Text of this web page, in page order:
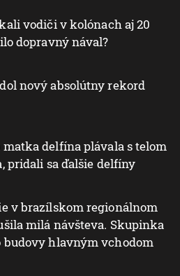
vodiči v kolónach aj 20
dopravný nával?
nový absolútny rekord
matka delfína plávala s telom
pridali sa ďalšie delfíny
v brazílskom regionálnom
milá návšteva. Skupinka
budovy hlavným vchodom